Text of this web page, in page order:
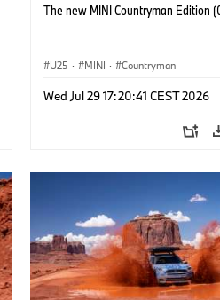
The new MINI Countryman Edition
U25 · MINI · Countryman
Wed Jul 29 17:20:41 CEST 2026